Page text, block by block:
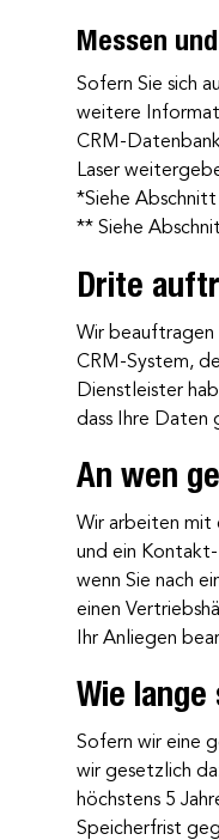
Messen
Sofern Sie sich
weitere
CRM-
Laser
*Siehe
** Siehe
Drite
Wir beauftragen
CRM-System,
Dienstleister
dass Ihre Daten
An wen
Wir arbeiten mit
und ein
wenn Sie nach
einen
Ihr Anliegen
Wie
Sofern wir eine
wir gesetzlich
höchstens 5
Speicherfrist